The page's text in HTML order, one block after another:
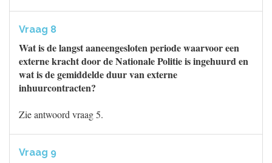
Vraag 8
Wat is de langst aaneengesloten periode waarvoor een
externe kracht door de Nationale Politie is ingehuurd en
wat is de gemiddelde duur van externe
inhuurcontracten?
Zie antwoord vraag 5.
Vraag 9